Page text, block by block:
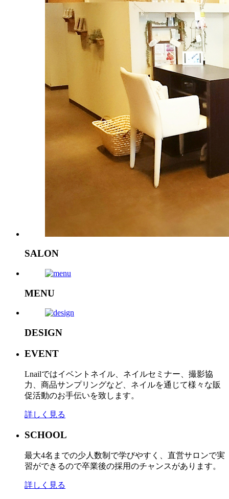
SALON
MENU
DESIGN
EVENT
Lnailではイベントネイル、ネイルセミナー、撮影協
力、商品サンプリングなど、ネイルを通じて様々な販
促活動のお手伝いを致します。
詳しく見る
SCHOOL
最大4名までの少人数制で学びやすく、直営サロンで実
習ができるので卒業後の採用のチャンスがあります。
詳しく見る